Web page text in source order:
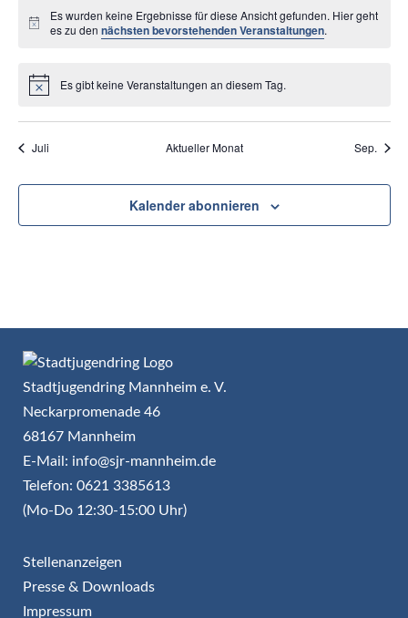
Hinweis
Es wurden keine Ergebnisse für diese Ansicht gefunden. Hier geht
es zu dennächsten bevorstehenden Veranstaltungen.
HinweisEs gibt keine Veranstaltungen an diesem Tag.
Juli Aktueller Monat Sep.
Kalender abonnieren
Stadtjugendring Mannheim e. V.
Neckarpromenade 46
68167 Mannheim
E-Mail: info@sjr-mannheim.de
Telefon: 0621 3385613
(Mo-Do 12:30-15:00 Uhr)
Stellenanzeigen
Presse & Downloads
Impressum